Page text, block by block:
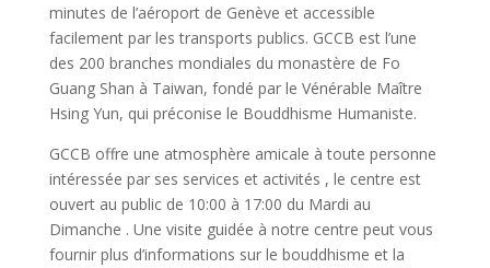
minutes de l’aéroport de Genève et accessible
facilement par les transports publics. GCCB est l’une
des 200 branches mondiales du monastère de Fo
Guang Shan à Taiwan, fondé par le Vénérable Maître
Hsing Yun, qui préconise le Bouddhisme Humaniste.
GCCB offre une atmosphère amicale à toute personne
intéressée par ses services et activités , le centre est
ouvert au public de 10:00 à 17:00 du Mardi au
Dimanche . Une visite guidée à notre centre peut vous
fournir plus d’informations sur le bouddhisme et la